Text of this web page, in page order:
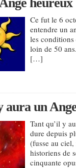
Ce fut le 6
entendre un
les
loin de 50
[…]
aura un
Tant qu’il y
dure depuis
(fusse au
historiens de
cinquante